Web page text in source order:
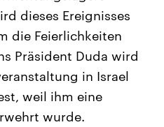
aus
Aktuelle Beiträge,
Hintergründe
Wirtschaftlich und
gehören die Vereinigten
den mächtigsten Ländern
mit großem Einfluss auf
aktuelle Weltgeschehen.
Podcasts
dieses Ereignisses
die Feierlichkeiten
Präsident Duda wird
in Israel
weil ihm eine
wurde.